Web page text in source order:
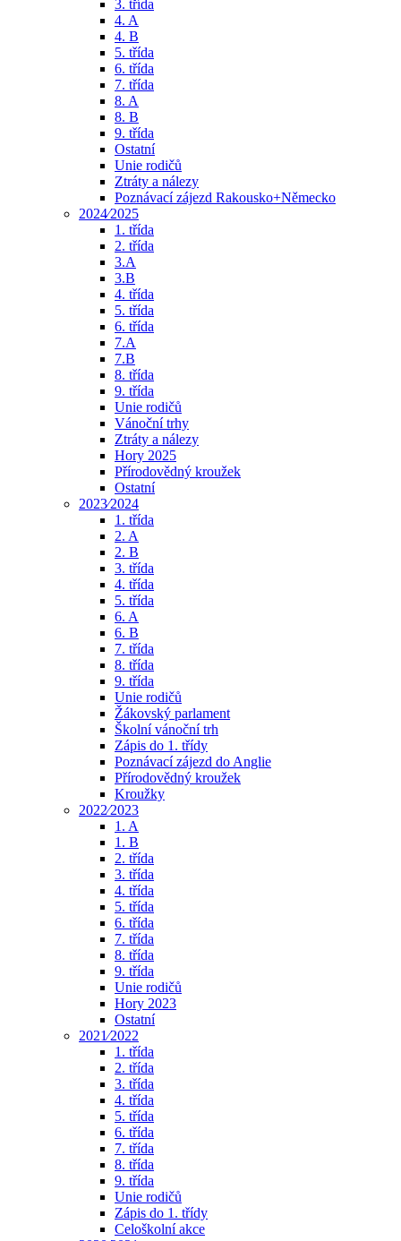
3. třída
4. A
4. B
5. třída
6. třída
7. třída
8. A
8. B
9. třída
Ostatní
Unie rodičů
Ztráty a nálezy
Poznávací zájezd Rakousko+Německo
2024⁄2025
1. třída
2. třída
3.A
3.B
4. třída
5. třída
6. třída
7.A
7.B
8. třída
9. třída
Unie rodičů
Vánoční trhy
Ztráty a nálezy
Hory 2025
Přírodovědný kroužek
Ostatní
2023⁄2024
1. třída
2. A
2. B
3. třída
4. třída
5. třída
6. A
6. B
7. třída
8. třída
9. třída
Unie rodičů
Žákovský parlament
Školní vánoční trh
Zápis do 1. třídy
Poznávací zájezd do Anglie
Přírodovědný kroužek
Kroužky
2022⁄2023
1. A
1. B
2. třída
3. třída
4. třída
5. třída
6. třída
7. třída
8. třída
9. třída
Unie rodičů
Hory 2023
Ostatní
2021⁄2022
1. třída
2. třída
3. třída
4. třída
5. třída
6. třída
7. třída
8. třída
9. třída
Unie rodičů
Zápis do 1. třídy
Celoškolní akce